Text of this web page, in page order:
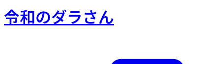
令和のダラさん